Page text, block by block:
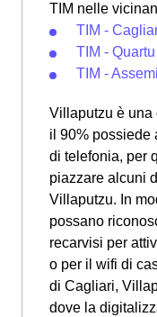
TIM nelle
TIM -
TIM -
TIM -
Villaputzu è una
il 90% possiede
di telefonia, per
piazzare alcuni
Villaputzu. In
possano
recarvisi per
o per il wifi di
di Cagliari,
dove la